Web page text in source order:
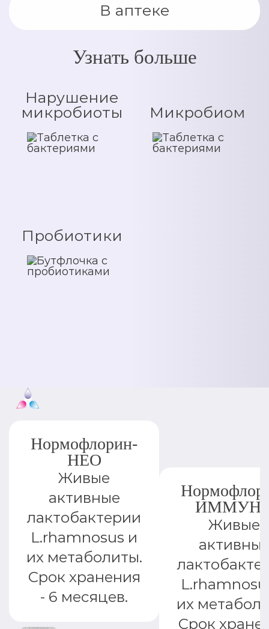
В аптеке
Узнать больше
Нарушение
микробиоты
Микробиом
Пробиотики
Нормофлорин-
НЕО
Живые
активные
лактобактерии
L.rhamnosus и
их метаболиты.
Срок хранения
- 6 месяцев.
Живые
их
Срок